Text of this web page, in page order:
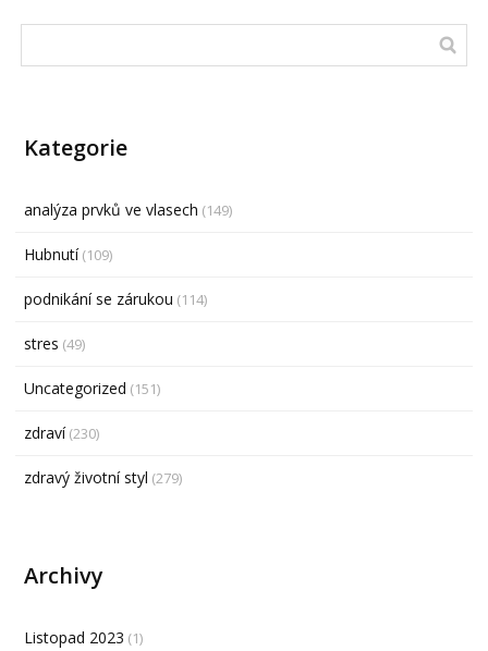
Kategorie
analýza prvků ve vlasech (149)
Hubnutí(109)
podnikání se zárukou (114)
stres (49)
Uncategorized (151)
zdraví(230)
zdravý životní styl (279)
Archivy
Listopad 2023 (1)